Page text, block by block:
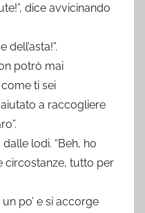
dice avvicinando
potrò mai
ti sei
a raccogliere
lodi. “Beh, ho
circostanze, tutto per
po’ e si accorge